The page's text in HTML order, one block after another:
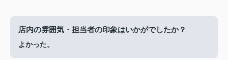
店内の雰囲気・担当者の印象はいかがでしたか？
よかった。